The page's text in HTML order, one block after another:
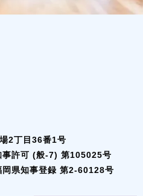
2丁目36番1号
事許可 (般-7) 第105025号
県知事登録 第2-60128号